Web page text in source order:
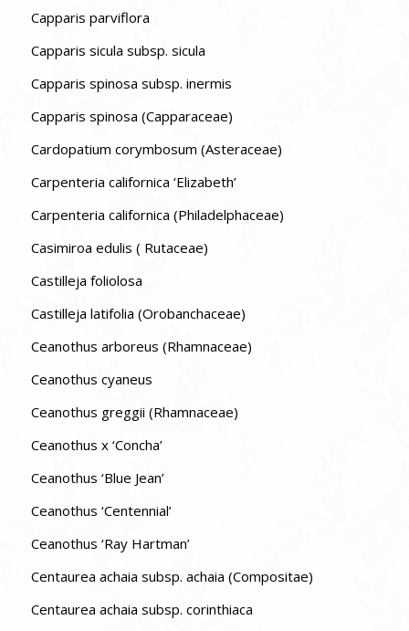
Capparis parviflora
Capparis sicula subsp. sicula
Capparis spinosa subsp. inermis
Capparis spinosa (Capparaceae)
Cardopatium corymbosum (Asteraceae)
Carpenteria californica ‘Elizabeth’
Carpenteria californica (Philadelphaceae)
Casimiroa edulis ( Rutaceae)
Castilleja foliolosa
Castilleja latifolia (Orobanchaceae)
Ceanothus arboreus (Rhamnaceae)
Ceanothus cyaneus
Ceanothus greggii (Rhamnaceae)
Ceanothus x ‘Concha’
Ceanothus ‘Blue Jean’
Ceanothus ‘Centennial’
Ceanothus ‘Ray Hartman’
Centaurea achaia subsp. achaia (Compositae)
Centaurea achaia subsp. corinthiaca